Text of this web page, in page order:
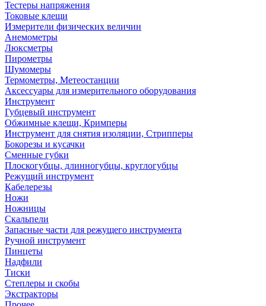
Тестеры напряжения
Токовые клещи
Измерители физических величин
Анемометры
Люксметры
Пирометры
Шумомеры
Термометры, Метеостанции
Аксессуары для измерительного оборудования
Инструмент
Губцевый инструмент
Обжимные клещи, Кримперы
Инструмент для снятия изоляции, Стрипперы
Бокорезы и кусачки
Сменные губки
Плоскогубцы, длинногубцы, круглогубцы
Режущий инструмент
Кабелерезы
Ножи
Ножницы
Скальпели
Запасные части для режущего инструмента
Ручной инструмент
Пинцеты
Надфили
Тиски
Степлеры и скобы
Экстракторы